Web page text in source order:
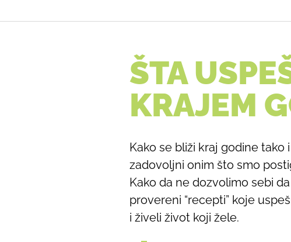
ŠTA
KRAJEM
Kako se bliži kraj godine
zadovoljni onim što smo
Kako da ne dozvolimo sebi
provereni “recepti” koje
i živeli život koji žele.